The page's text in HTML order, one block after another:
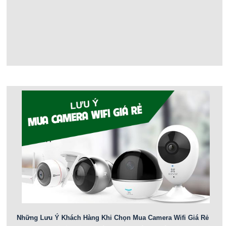
Những Lưu Ý Khách Hàng Khi Chọn Mua Camera Wifi Giá Rẻ